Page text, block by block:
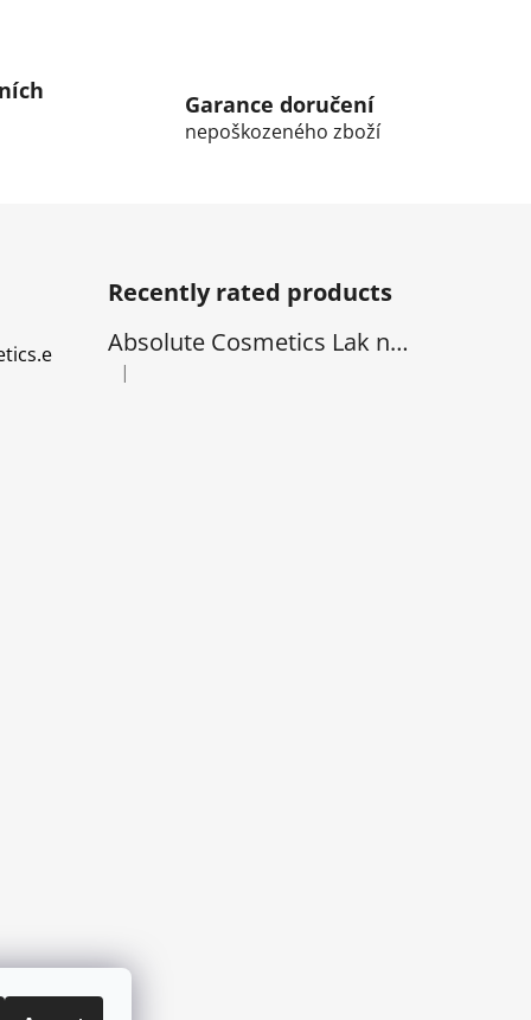
Garance doručení
nepoškozeného zboží
Recently rated products
Absolute Cosmetics Lak na Vlasy - natural 1000 ml
The product rating is 5 out of 5 stars.
|